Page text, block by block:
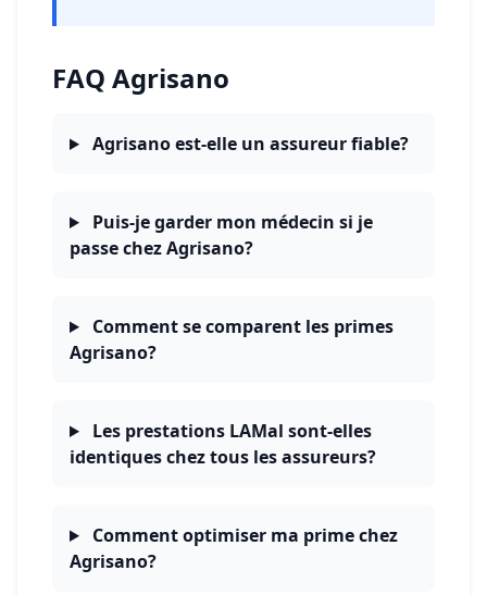
FAQ Agrisano
Agrisano est-elle un assureur fiable?
Puis-je garder mon médecin si je
passe chez Agrisano?
Comment se comparent les primes
Agrisano?
Les prestations LAMal sont-elles
identiques chez tous les assureurs?
Comment optimiser ma prime chez
Agrisano?